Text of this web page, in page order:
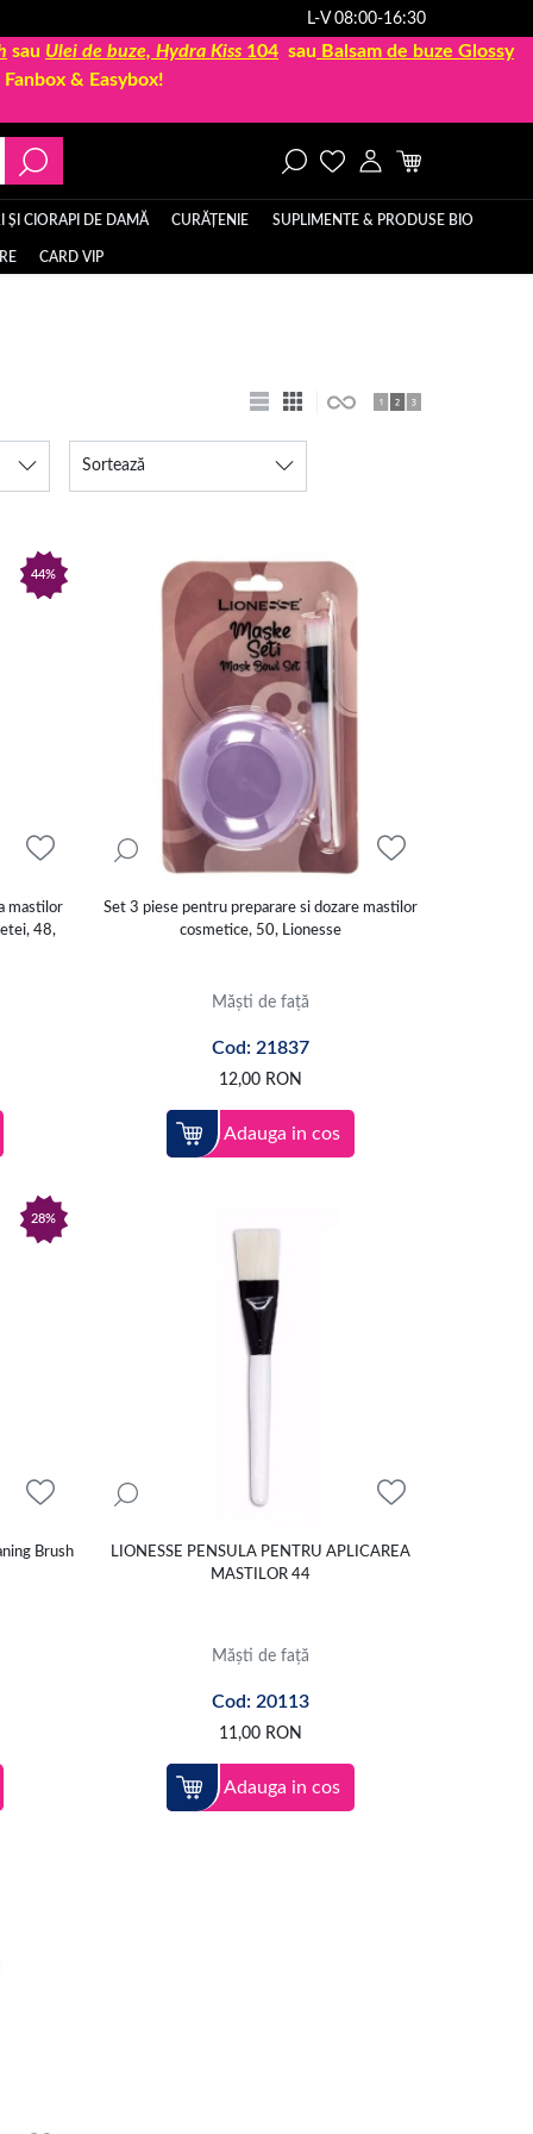
L-V 08:00-16:30
sau Ulei de buze, Hydra Kiss 104 sau Balsam de buze Glossy
& Easybox!
ȘI CIORAPI DE DAMĂ CURĂȚENIE SUPLIMENTE & PRODUSE BIO
CARD VIP
Sortează
44%
mastilor
48,
Set 3 piese pentru preparare si dozare mastilor
cosmetice, 50, Lionesse
Măști de față
Cod: 21837
12,00 RON
Adauga in cos
28%
Brush
LIONESSE PENSULA PENTRU APLICAREA
MASTILOR 44
Măști de față
Cod: 20113
11,00 RON
Adauga in cos